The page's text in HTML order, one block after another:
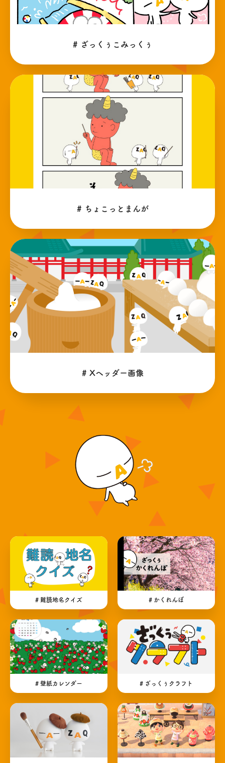
# ざっくぅこみっくぅ
# ちょこっとまんが
# Xヘッダー画像
# 難読地名クイズ # かくれんぼ
# 壁紙カレンダー # ざっくぅクラフト